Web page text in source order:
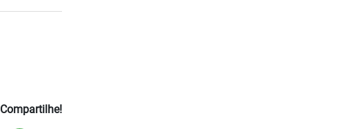
Compartilhe!